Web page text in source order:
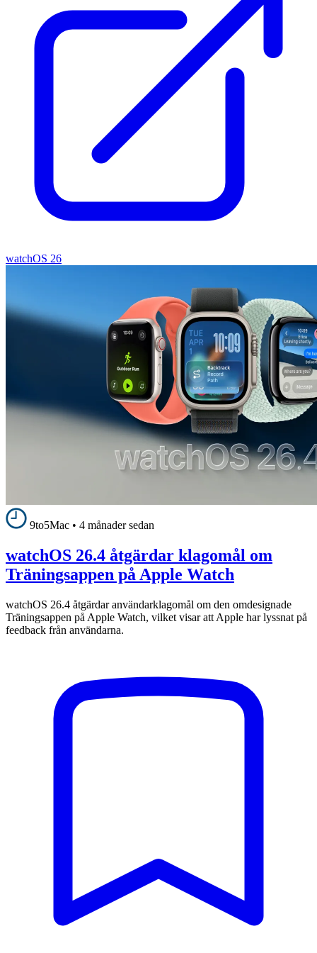
watchOS 26
9to5Mac • 4 månader sedan
watchOS 26.4 åtgärdar klagomål om
Träningsappen på Apple Watch
watchOS 26.4 åtgärdar användarklagomål om den omdesignade
Träningsappen på Apple Watch, vilket visar att Apple har lyssnat på
feedback från användarna.